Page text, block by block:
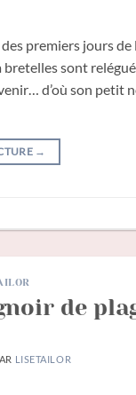
premiers jours
sont
d’où son petit
→
de
LISETAILOR